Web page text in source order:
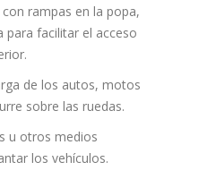
rampas en la popa,
facilitar el acceso
de los autos, motos
sobre las ruedas.
u otros medios
los vehículos.